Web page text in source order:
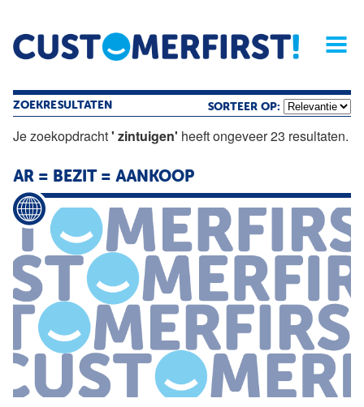
Home Opinie Archief
Magazine
ZOEKRESULTATEN SORTEER OP:
Je zoekopdracht' zintuigen' heeft ongeveer 23 resultaten.
AR = BEZIT = AANKOOP